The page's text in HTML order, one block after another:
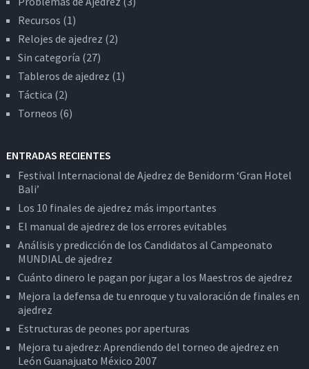
Recursos (1)
Relojes de ajedrez (2)
Sin categoría (27)
Tableros de ajedrez (1)
Táctica (2)
Torneos (6)
ENTRADAS RECIENTES
Festival Internacional de Ajedrez de Benidorm ‘Gran Hotel
Bali’
Los 10 finales de ajedrez más importantes
El manual de ajedrez de los errores evitables
Análisis y predicción de los Candidatos al Campeonato
MUNDIAL de ajedrez
Cuánto dinero le pagan por jugar a los Maestros de ajedrez
Mejora la defensa de tu enroque y tu valoración de finales en
ajedrez
Estructuras de peones por aperturas
Mejora tu ajedrez: Aprendiendo del torneo de ajedrez en
León Guanajuato México 2007